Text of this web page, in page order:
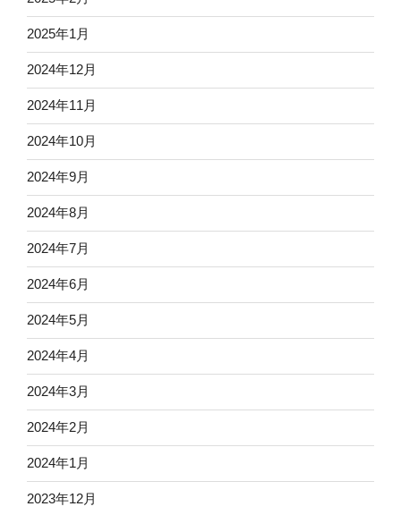
2025年1月
2024年12月
2024年11月
2024年10月
2024年9月
2024年8月
2024年7月
2024年6月
2024年5月
2024年4月
2024年3月
2024年2月
2024年1月
2023年12月